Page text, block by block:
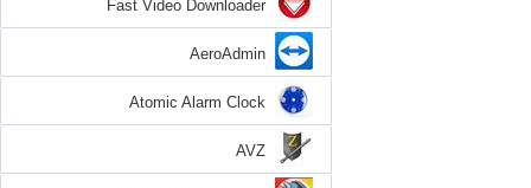
Fast Video Downloader
AeroAdmin
Atomic Alarm Clock
AVZ